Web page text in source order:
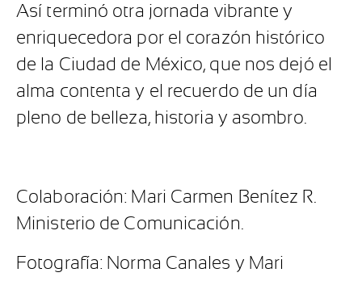
Así terminó otra jornada vibrante y
enriquecedora por el corazón histórico
de la Ciudad de México, que nos dejó el
alma contenta y el recuerdo de un día
pleno de belleza, historia y asombro.
Colaboración: Mari Carmen Benítez R.
Ministerio de Comunicación.
Fotografía: Norma Canales y Mari